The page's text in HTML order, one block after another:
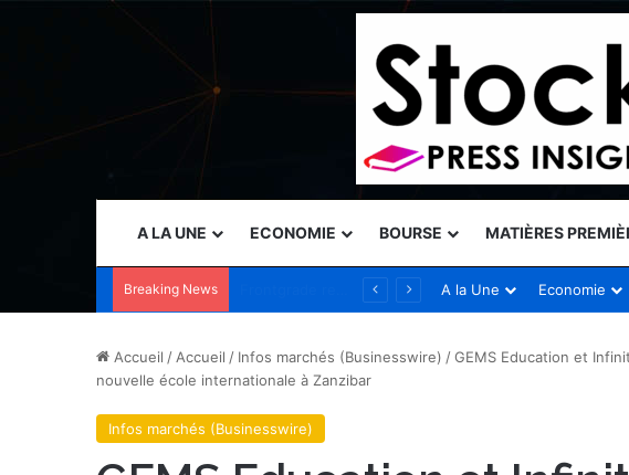
A LA UNE ECONOMIE BOURSE MATIÈRES
Breaking News A la Une Economie
Accueil / Accueil / Infos marchés (Businesswire) /GEMS Education et
nouvelle école internationale à Zanzibar
Infos marchés (Businesswire)